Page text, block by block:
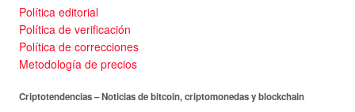
Política editorial
Política de verificación
Política de correcciones
Metodología de precios
Criptotendencias – Noticias de bitcoin, criptomonedas y blockchain